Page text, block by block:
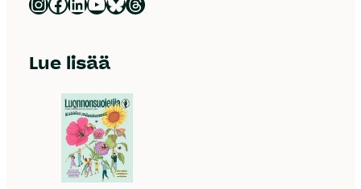
Lue lisää